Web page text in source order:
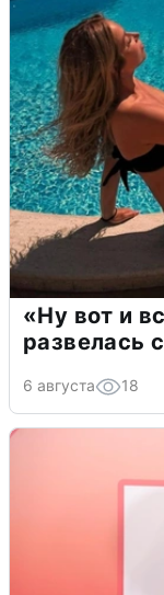
«Ну вот и
развелась
6 августа 18